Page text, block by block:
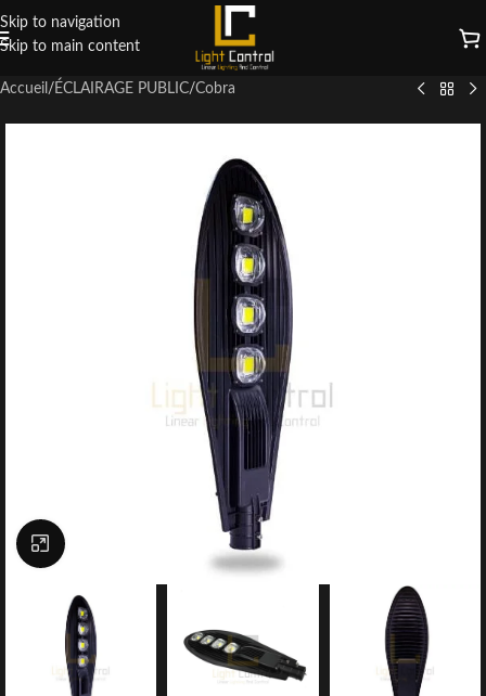
Skip to navigation
Skip to main content
Accueil / ÉCLAIRAGE PUBLIC/Cobra
Click to enlarge